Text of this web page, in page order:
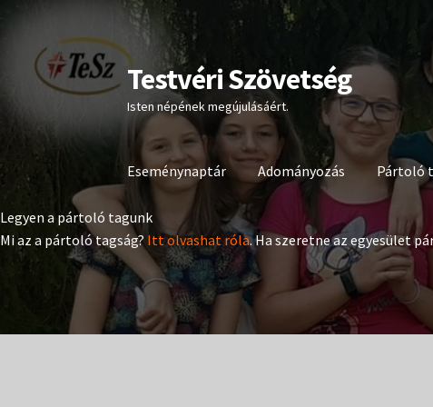
Ugrás
a
navigációhoz
Kilépés
a
tartalomba
Testvéri Szövetség
Isten népének megújulásáért.
Eseménynaptár Adományozás Pártoló
Legyen a pártoló tagunk
Mi az a pártoló tagság? Itt olvashat róla. Ha szeretne az egyesület